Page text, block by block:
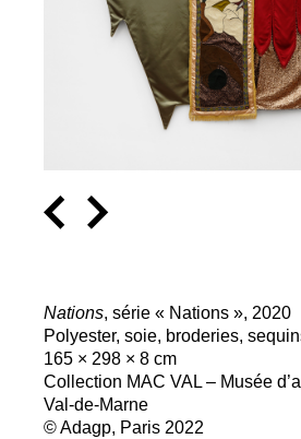
Nations, série « Nations », 2020
Polyester, soie, broderies,
165 × 298 × 8 cm
Collection MAC VAL – Musée
Val-de-Marne
© Adagp, Paris 2022